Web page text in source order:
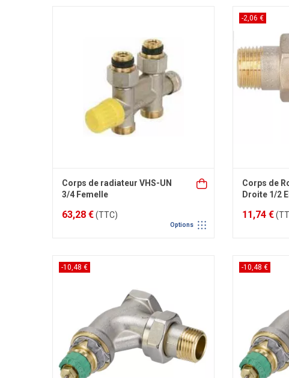
Corps de radiateur VHS-UN
3/4 Femelle
63,28 €(TTC)
Options
-2,06 €
Corps de
Droite 1/2
11,74 €
-10,48 € -10,48 €